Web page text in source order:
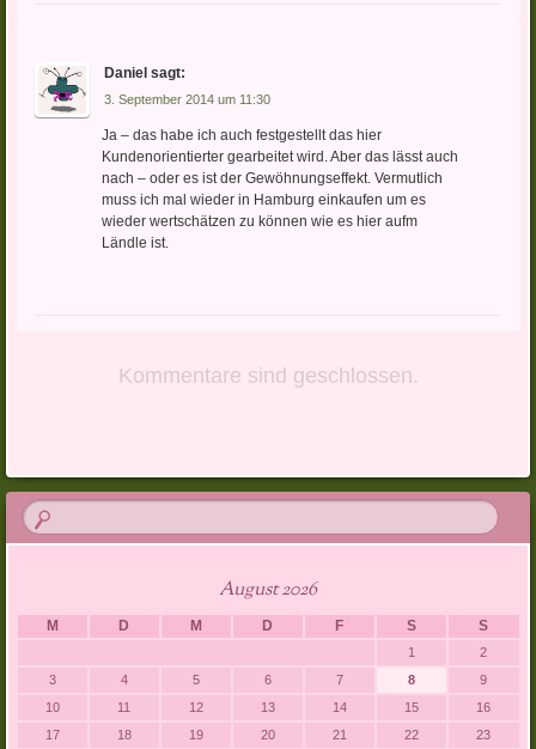
Daniel sagt:
3. September 2014 um 11:30
Ja – das habe ich auch festgestellt das hier
Kundenorientierter gearbeitet wird. Aber das lässt auch
nach – oder es ist der Gewöhnungseffekt. Vermutlich
muss ich mal wieder in Hamburg einkaufen um es
wieder wertschätzen zu können wie es hier aufm
Ländle ist.
Kommentare sind geschlossen.
August 2026
M D M D F S S
1
2
3
4 5 6 7 8
9
10
11 12 13 14 15
16
17
18 19 20 21 22
23